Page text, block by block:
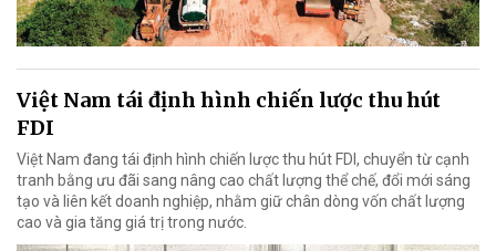
Việt Nam tái định hình chiến lược thu hút
FDI
Việt Nam đang tái định hình chiến lược thu hút FDI, chuyển từ cạnh
tranh bằng ưu đãi sang nâng cao chất lượng thể chế, đổi mới sáng
tạo và liên kết doanh nghiệp, nhằm giữ chân dòng vốn chất lượng
cao và gia tăng giá trị trong nước.